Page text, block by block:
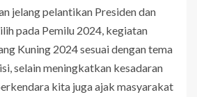
jelang pelantikan Presiden dan
pada Pemilu 2024, kegiatan
Kuning 2024 sesuai dengan tema
selain meningkatkan kesadaran
kita juga ajak masyarakat